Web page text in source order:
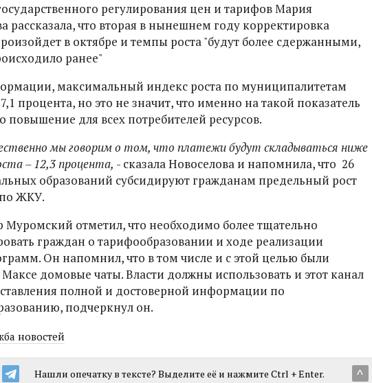
регулирования цен и тарифов Мария
рассказала, что вторая в нынешнем году корректировка
в октябре и темпы роста "будут более сдержанными,
ранее"
максимальный индекс роста по муниципалитетам
процента, но это не значит, что именно на такой показатель
повышение для всех потребителей ресурсов.
мы говорим о том, что платежи будут складываться ниже
– 12,3 процента, - сказала Новоселова и напомнила, что 26
образований субсидируют гражданам предельный рост
ЖКУ.
Муромский отметил, что необходимо более тщательно
граждан о тарифообразовании и ходе реализации
Он напомнил, что в том числе и с этой целью были
домовые чаты. Власти должны использовать и этот канал
полной и достоверной информации по
подчеркнул он.
новостей
^
Нашли опечатку в тексте? Выделите её и нажмите Ctrl + Enter.